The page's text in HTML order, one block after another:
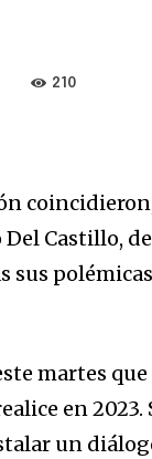
210
Castillo,
sus
martes
en 2023.
un